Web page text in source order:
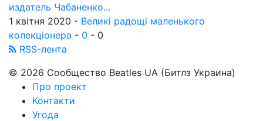
издатель Чабаненко...
1 квітня 2020 - Великі радощі маленького
колекціонера - 0 - 0
RSS-лента
© 2026 Сообщество Beatles UA (Битлз Украина)
Про проект
Контакти
Угода